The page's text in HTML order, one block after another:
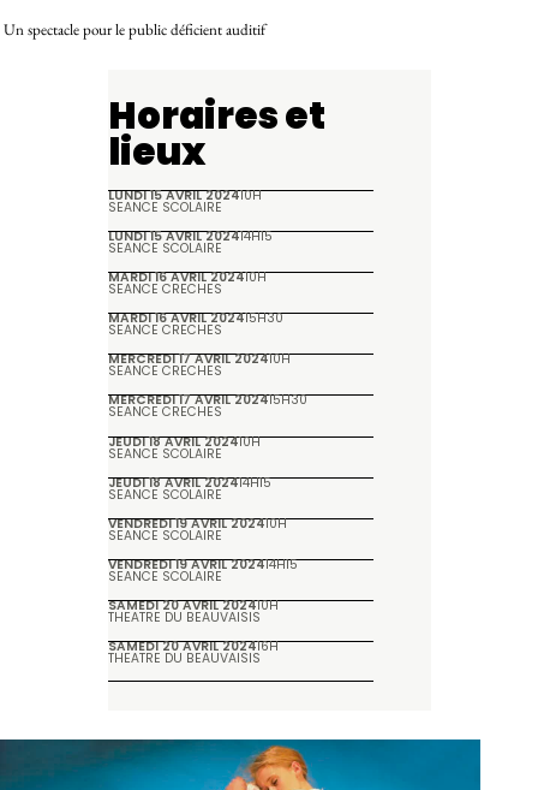
Un spectacle pour le public déficient auditif
Horaires et
lieux
LUNDI 15 AVRIL 202410H
SÉANCE SCOLAIRE
LUNDI 15 AVRIL 202414H15
SÉANCE SCOLAIRE
MARDI 16 AVRIL 202410H
SÉANCE CRÈCHES
MARDI 16 AVRIL 202415H30
SÉANCE CRÈCHES
MERCREDI 17 AVRIL 202410H
SÉANCE CRÈCHES
MERCREDI 17 AVRIL 202415H30
SÉANCE CRÈCHES
JEUDI 18 AVRIL 202410H
SÉANCE SCOLAIRE
JEUDI 18 AVRIL 202414H15
SÉANCE SCOLAIRE
VENDREDI 19 AVRIL 202410H
SÉANCE SCOLAIRE
VENDREDI 19 AVRIL 202414H15
SÉANCE SCOLAIRE
SAMEDI 20 AVRIL 202410H
THÉÂTRE DU BEAUVAISIS
SAMEDI 20 AVRIL 202416H
THÉÂTRE DU BEAUVAISIS
Galerie